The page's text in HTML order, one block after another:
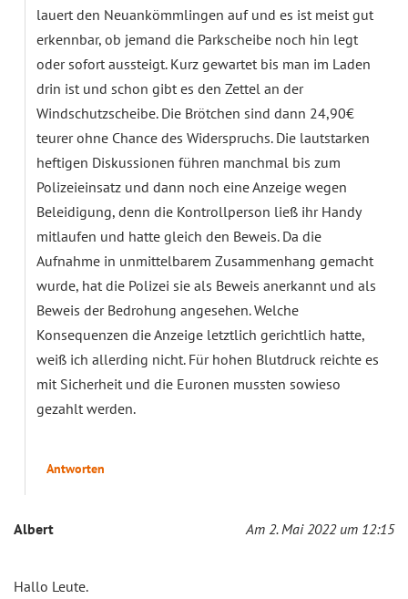
lauert den Neuankömmlingen auf und es ist meist gut
erkennbar, ob jemand die Parkscheibe noch hin legt
oder sofort aussteigt. Kurz gewartet bis man im Laden
drin ist und schon gibt es den Zettel an der
Windschutzscheibe. Die Brötchen sind dann 24,90€
teurer ohne Chance des Widerspruchs. Die lautstarken
heftigen Diskussionen führen manchmal bis zum
Polizeieinsatz und dann noch eine Anzeige wegen
Beleidigung, denn die Kontrollperson ließ ihr Handy
mitlaufen und hatte gleich den Beweis. Da die
Aufnahme in unmittelbarem Zusammenhang gemacht
wurde, hat die Polizei sie als Beweis anerkannt und als
Beweis der Bedrohung angesehen. Welche
Konsequenzen die Anzeige letztlich gerichtlich hatte,
weiß ich allerding nicht. Für hohen Blutdruck reichte es
mit Sicherheit und die Euronen mussten sowieso
gezahlt werden.
Antworten
Albert Am 2. Mai 2022 um 12:15
Hallo Leute.